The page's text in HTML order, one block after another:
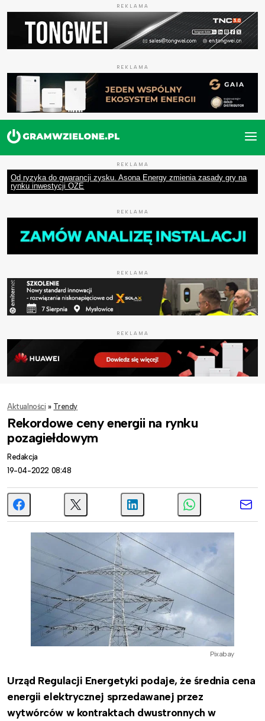
REKLAMA
REKLAMA
REKLAMA
Od ryzyka do gwarancji zysku. Asona Energy zmienia zasady gry na
rynku inwestycji OZE
REKLAMA
REKLAMA
REKLAMA
Aktualności » Trendy
Rekordowe ceny energii na rynku
pozagiełdowym
Redakcja
19-04-2022 08:48
Pixabay
Urząd Regulacji Energetyki podaje, że średnia cena
energii elektrycznej sprzedawanej przez
wytwórców w kontraktach dwustronnych w